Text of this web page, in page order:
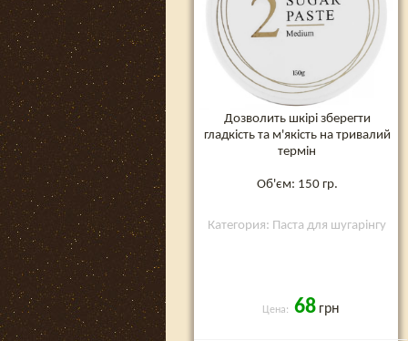
Дозволить шкірі зберегти
гладкість та м'якість на тривалий
термін
Об'єм: 150 гр.
Категория: Паста для шугарінгу
Цена: 68 грн